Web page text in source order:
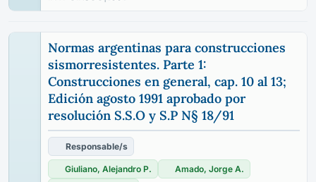
Normas argentinas para construcciones
sismorresistentes. Parte 1:
Construcciones en general, cap. 10 al 13;
Edición agosto 1991 aprobado por
resolución S.S.O y S.P N§ 18/91
Responsable/s
Giuliano, Alejandro P.
Amado, Jorge A.